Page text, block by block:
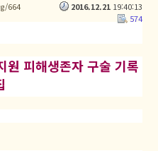
664 2016.12.2119:40:13
574
원 피해생존자 구술 기록